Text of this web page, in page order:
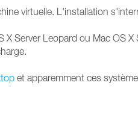
virtuelle. L'installation
Server Leopard ou Mac OS
et apparemment ces